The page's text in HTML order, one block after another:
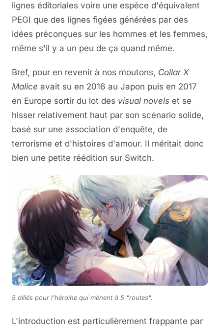
lignes éditoriales voire une espèce d'équivalent
PEGI que des lignes figées générées par des
idées préconçues sur les hommes et les femmes,
même s'il y a un peu de ça quand même.
Bref, pour en revenir à nos moutons, Collar X
Malice avait su en 2016 au Japon puis en 2017
en Europe sortir du lot des visual novels et se
hisser relativement haut par son scénario solide,
basé sur une association d'enquête, de
terrorisme et d'histoires d'amour. Il méritait donc
bien une petite réédition sur Switch.
5 alliés pour l'héroïne qui mènent à 5 "routes".
L'introduction est particulièrement frappante par